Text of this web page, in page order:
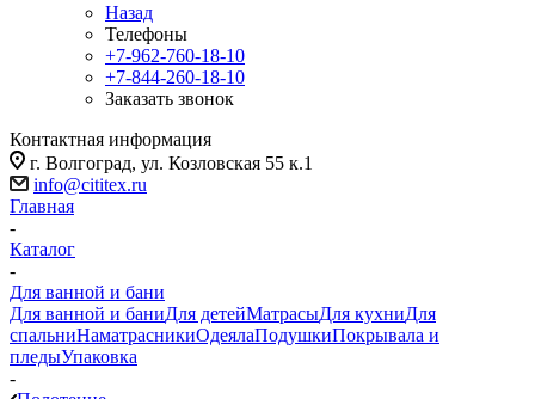
Назад
Телефоны
+7-962-760-18-10
+7-844-260-18-10
Заказать звонок
Контактная информация
г. Волгоград, ул. Козловская 55 к.1
info@cititex.ru
Главная
-
Каталог
-
Для ванной и бани
Для ванной и баниДля детейМатрасыДля кухниДля
спальниНаматрасникиОдеялаПодушкиПокрывала и
пледыУпаковка
-